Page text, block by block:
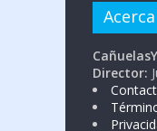
Director: